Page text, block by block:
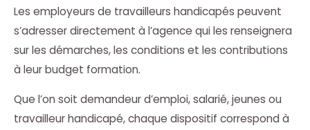
Les employeurs de travailleurs handicapés peuvent
s’adresser directement à l’agence qui les renseignera
sur les démarches, les conditions et les contributions
à leur budget formation.
Que l’on soit demandeur d’emploi, salarié, jeunes ou
travailleur handicapé, chaque dispositif correspond à